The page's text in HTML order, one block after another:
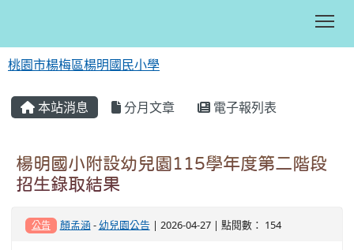
桃園市楊梅區楊明國民小學
本站消息 分月文章 電子報列表
楊明國小附設幼兒園115學年度第二階段
招生錄取結果
公告 顏孟涵 -幼兒園公告 | 2026-04-27 | 點閱數： 154